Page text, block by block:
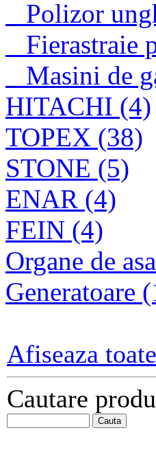
Polizor
Fierastraie
Masini de
HITACHI (4)
TOPEX (38)
STONE (5)
ENAR (4)
FEIN (4)
Organe de
Generatoare
Afiseaza
Cautare